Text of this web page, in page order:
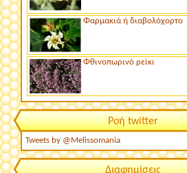
Φαρμακιά ή διαβολόχορτο
Φθινοπωρινό ρείκι
Ροή twitter
Tweets by @Melissomania
Διαφημίσεις